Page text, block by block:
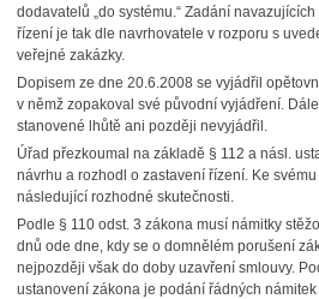
dodavatelů „do systému.“ Zadání
řízení je tak dle navrhovatele v rozporu s
veřejné zakázky.
Dopisem ze dne 20.6.2008 se vyjádřil
v němž zopakoval své původní vyjádření.
stanovené lhůtě ani později nevyjádřil.
Úřad přezkoumal na základě § 112 a násl.
návrhu a rozhodl o zastavení řízení. Ke
následující rozhodné skutečnosti.
Podle § 110 odst. 3 zákona musí námitky
dnů ode dne, kdy se o domnělém porušení
nejpozději však do doby uzavření smlouvy.
ustanovení zákona je podání řádných